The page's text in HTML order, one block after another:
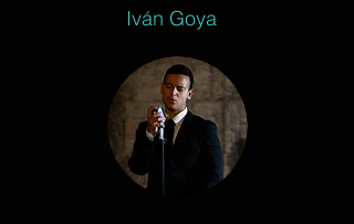
Iván Goya